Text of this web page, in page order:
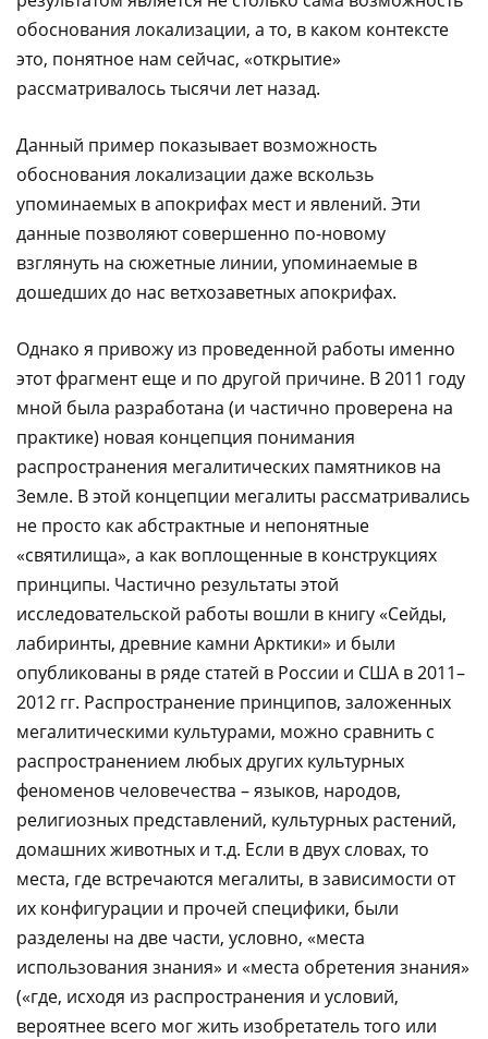
обоснования локализации, а то, в каком контексте
это, понятное нам сейчас, «открытие»
рассматривалось тысячи лет назад.
Данный пример показывает возможность
обоснования локализации даже вскользь
упоминаемых в апокрифах мест и явлений. Эти
данные позволяют совершенно по-новому
взглянуть на сюжетные линии, упоминаемые в
дошедших до нас ветхозаветных апокрифах.
Однако я привожу из проведенной работы именно
этот фрагмент еще и по другой причине. В 2011 году
мной была разработана (и частично проверена на
практике) новая концепция понимания
распространения мегалитических памятников на
Земле. В этой концепции мегалиты рассматривались
не просто как абстрактные и непонятные
«святилища», а как воплощенные в конструкциях
принципы. Частично результаты этой
исследовательской работы вошли в книгу «Сейды,
лабиринты, древние камни Арктики» и были
опубликованы в ряде статей в России и США в 2011–
2012 гг. Распространение принципов, заложенных
мегалитическими культурами, можно сравнить с
распространением любых других культурных
феноменов человечества – языков, народов,
религиозных представлений, культурных растений,
домашних животных и т.д. Если в двух словах, то
места, где встречаются мегалиты, в зависимости от
их конфигурации и прочей специфики, были
разделены на две части, условно, «места
использования знания» и «места обретения знания»
(«где, исходя из распространения и условий,
вероятнее всего мог жить изобретатель того или